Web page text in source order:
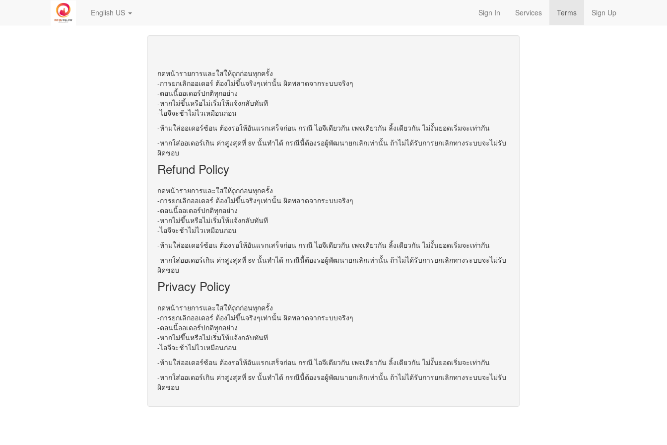
English US Sign In Services Terms Sign Up
กดหน้ารายการและใส่ให้ถูกก่อนทุกครั้ง
-การยกเลิกออเดอร์ ต้องไม่ขึ้นจริงๆเท่านั้น ผิดพลาดจากระบบจริงๆ
-ตอนนี้ออเดอร์ปกติทุกอย่าง
-หากไม่ขึ้นหรือไม่เริ่มให้แจ้งกลับทันที
-ไอจีจะช้าไม่ไวเหมือนก่อน
-ห้ามใส่ออเดอร์ซ้อน ต้องรอให้อันแรกเสร็จก่อน กรณี ไอจีเดียวกัน เพจเดียวกัน ลิ้งเดียวกัน ไม่งั้นยอดเริ่มจะเท่ากัน
-หากใส่ออเดอร์เกิน ค่าสูงสุดที่ sv นั้นทำได้ กรณีนี้ต้องรอผู้พัฒนายกเลิกเท่านั้น ถ้าไม่ได้รับการยกเลิกทางระบบจะไม่รับ
ผิดชอบ
Refund Policy
กดหน้ารายการและใส่ให้ถูกก่อนทุกครั้ง
-การยกเลิกออเดอร์ ต้องไม่ขึ้นจริงๆเท่านั้น ผิดพลาดจากระบบจริงๆ
-ตอนนี้ออเดอร์ปกติทุกอย่าง
-หากไม่ขึ้นหรือไม่เริ่มให้แจ้งกลับทันที
-ไอจีจะช้าไม่ไวเหมือนก่อน
-ห้ามใส่ออเดอร์ซ้อน ต้องรอให้อันแรกเสร็จก่อน กรณี ไอจีเดียวกัน เพจเดียวกัน ลิ้งเดียวกัน ไม่งั้นยอดเริ่มจะเท่ากัน
-หากใส่ออเดอร์เกิน ค่าสูงสุดที่ sv นั้นทำได้ กรณีนี้ต้องรอผู้พัฒนายกเลิกเท่านั้น ถ้าไม่ได้รับการยกเลิกทางระบบจะไม่รับ
ผิดชอบ
Privacy Policy
กดหน้ารายการและใส่ให้ถูกก่อนทุกครั้ง
-การยกเลิกออเดอร์ ต้องไม่ขึ้นจริงๆเท่านั้น ผิดพลาดจากระบบจริงๆ
-ตอนนี้ออเดอร์ปกติทุกอย่าง
-หากไม่ขึ้นหรือไม่เริ่มให้แจ้งกลับทันที
-ไอจีจะช้าไม่ไวเหมือนก่อน
-ห้ามใส่ออเดอร์ซ้อน ต้องรอให้อันแรกเสร็จก่อน กรณี ไอจีเดียวกัน เพจเดียวกัน ลิ้งเดียวกัน ไม่งั้นยอดเริ่มจะเท่ากัน
-หากใส่ออเดอร์เกิน ค่าสูงสุดที่ sv นั้นทำได้ กรณีนี้ต้องรอผู้พัฒนายกเลิกเท่านั้น ถ้าไม่ได้รับการยกเลิกทางระบบจะไม่รับ
ผิดชอบ